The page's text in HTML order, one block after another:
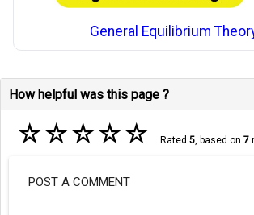
General Equilibrium
How helpful was this page ?
☆☆☆☆☆ Rated 5, based on 7
POST A COMMENT